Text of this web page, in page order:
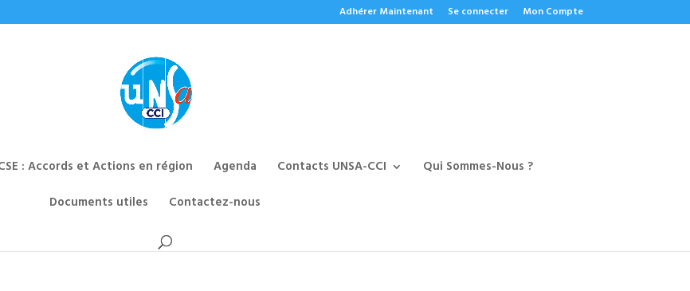
Adhérer Maintenant Se connecter Mon Compte
: Accords et Actions en région Agenda Contacts UNSA-CCI
Qui Sommes-Nous ?
Documents utiles
Contactez-nous